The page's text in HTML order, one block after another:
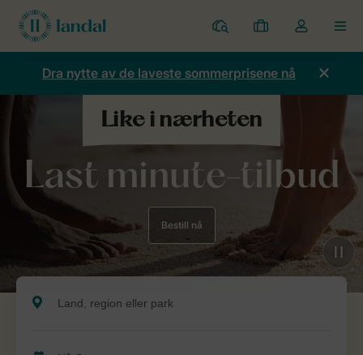
Parker
Mine
bestillinger
Toggle
the
my
Dra nytte av de laveste sommerprisene nå
Last minute-tilbud
Bestill nå